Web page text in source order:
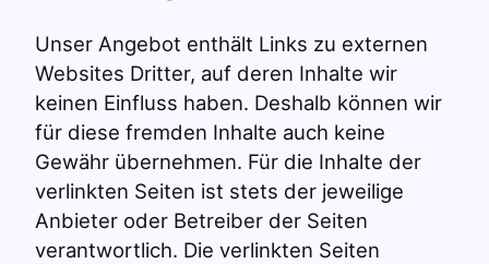
Unser Angebot enthält Links zu externen
Websites Dritter, auf deren Inhalte wir
keinen Einfluss haben. Deshalb können wir
für diese fremden Inhalte auch keine
Gewähr übernehmen. Für die Inhalte der
verlinkten Seiten ist stets der jeweilige
Anbieter oder Betreiber der Seiten
verantwortlich. Die verlinkten Seiten